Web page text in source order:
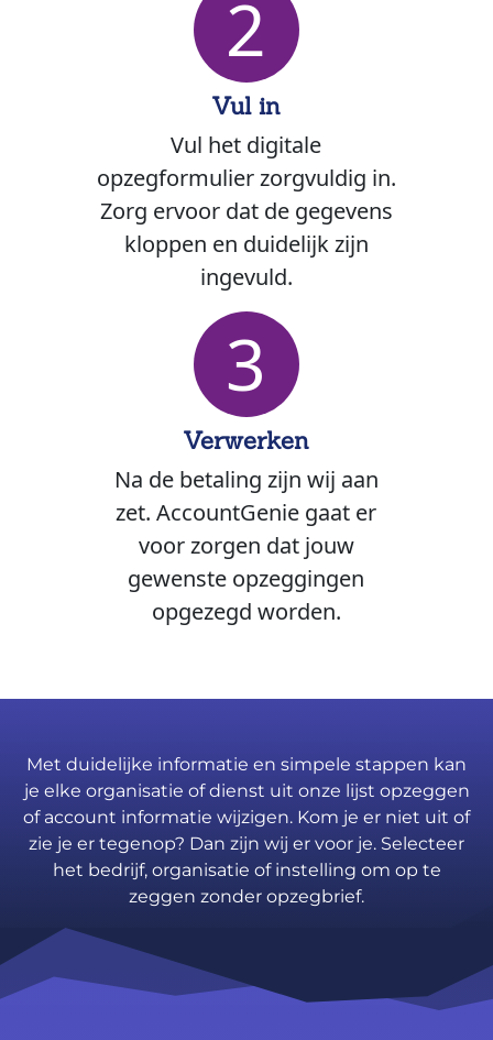
2
Vul in
Vul het digitale
opzegformulier zorgvuldig in.
Zorg ervoor dat de gegevens
kloppen en duidelijk zijn
ingevuld.
3
Verwerken
Na de betaling zijn wij aan
zet. AccountGenie gaat er
voor zorgen dat jouw
gewenste opzeggingen
opgezegd worden.
Met duidelijke informatie en simpele stappen kan
je elke organisatie of dienst uit onze lijst opzeggen
of account informatie wijzigen. Kom je er niet uit of
zie je er tegenop? Dan zijn wij er voor je. Selecteer
het bedrijf, organisatie of instelling om op te
zeggen zonder opzegbrief.